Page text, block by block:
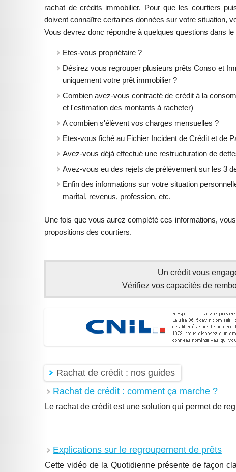
rachat de crédits immobilier. Pour que les courtiers
doivent connaître certaines données sur votre situation,
Vous devrez donc répondre à quelques questions dans le
Etes-vous propriétaire ?
Désirez vous regrouper plusieurs prêts Conso et
uniquement votre prêt immobilier ?
Combien avez-vous contracté de crédit à la
et l'estimation des montants à racheter)
A combien s'élèvent vos charges mensuelles ?
Etes-vous fiché au Fichier Incident de Crédit et de
Avez-vous déjà effectué une restructuration de
Avez-vous eu des rejets de prélèvement sur les 3
Enfin des informations sur votre situation
marital, revenus, profession, etc.
Une fois que vous aurez complété ces informations,
propositions des courtiers.
Un crédit vous
Vérifiez vos capacités de
Rachat de crédit : nos guides
Rachat de crédit : comment ça marche ?
Le rachat de crédit est une solution qui permet de
Explications sur le regroupement de prêts
Cette vidéo de la Quotidienne présente de façon